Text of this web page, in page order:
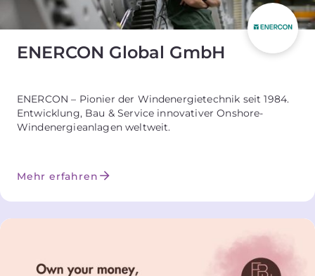
ENERCON Global GmbH
ENERCON – Pionier der Windenergietechnik seit 1984.
Entwicklung, Bau & Service innovativer Onshore-
Windenergieanlagen weltweit.
Mehr erfahren